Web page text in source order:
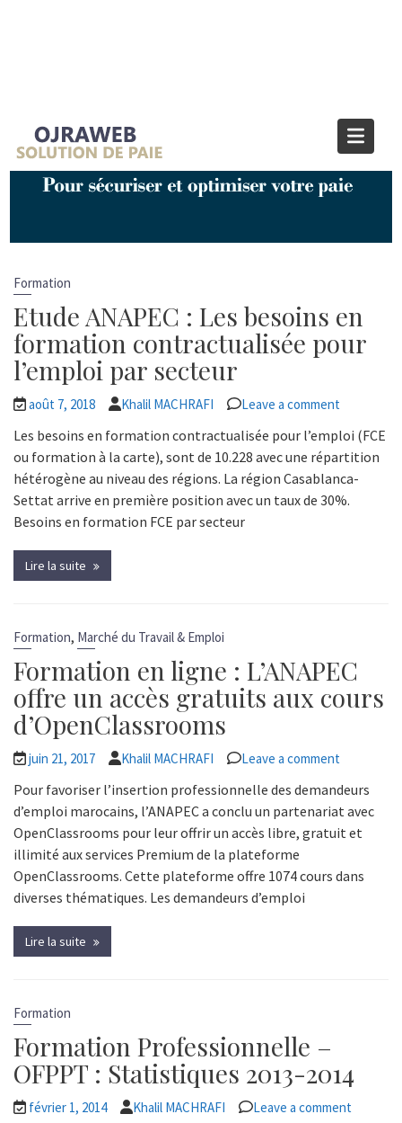
Formation
Etude ANAPEC : Les besoins en
formation contractualisée pour
l’emploi par secteur
août 7, 2018 Khalil MACHRAFI Leave a comment
Les besoins en formation contractualisée pour l’emploi (FCE
ou formation à la carte), sont de 10.228 avec une répartition
hétérogène au niveau des régions. La région Casablanca-
Settat arrive en première position avec un taux de 30%.
Besoins en formation FCE par secteur
Lire la suite
Formation, Marché du Travail & Emploi
Formation en ligne : L’ANAPEC
offre un accès gratuits aux cours
d’OpenClassrooms
juin 21, 2017 Khalil MACHRAFI Leave a comment
Pour favoriser l’insertion professionnelle des demandeurs
d’emploi marocains, l’ANAPEC a conclu un partenariat avec
OpenClassrooms pour leur offrir un accès libre, gratuit et
illimité aux services Premium de la plateforme
OpenClassrooms. Cette plateforme offre 1074 cours dans
diverses thématiques. Les demandeurs d’emploi
Lire la suite
Formation
Formation Professionnelle –
OFPPT : Statistiques 2013-2014
février 1, 2014 Khalil MACHRAFI Leave a comment